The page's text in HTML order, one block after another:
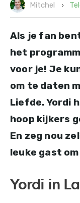
Mitchel
Als je fan
het
voor je! Je
om te daten
Liefde. Yordi
hoop kijkers
En zeg nou
leuke gast
Yordi in